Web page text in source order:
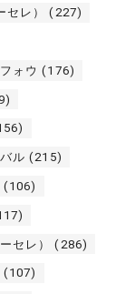
レ） (227)
ォウ (176)
ル (215)
(106)
セレ） (286)
(107)